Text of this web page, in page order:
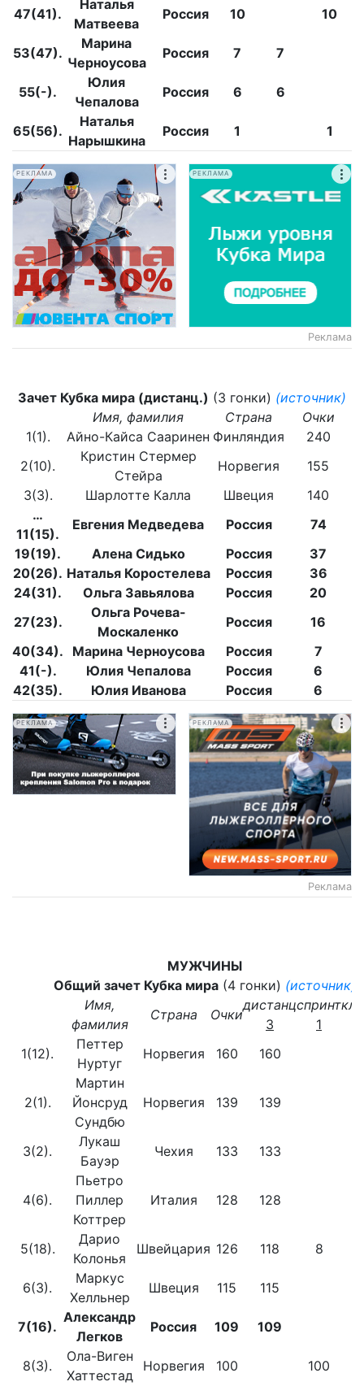
47(41).
Наталья
Матвеева
Россия 10 10
53(47).
Марина
Черноусова
Россия 7 7
55(-).
Юлия
Чепалова
Россия 6 6
65(56).
Наталья
Нарышкина
Россия 1 1
РЕКЛАМА РЕКЛАМА
Реклама
Зачет Кубка мира (дистанц.) (3 гонки) (источник)
Имя, фамилия
Страна
Очки
1(1).
Айно-Кайса Сааринен Финляндия
240
2(10).
Кристин Стермер
Стейра
Норвегия
155
3(3).
Шарлотте Калла Швеция
140
…
11(15).
Евгения Медведева Россия
74
19(19).
Алена Сидько Россия
37
20(26). Наталья Коростелева Россия
36
24(31).
Ольга Завьялова Россия
20
27(23).
Ольга Рочева-
Москаленко
Россия
16
40(34).
Марина Черноусова Россия
7
41(-).
Юлия Чепалова Россия
6
42(35).
Юлия Иванова Россия 6
РЕКЛАМА РЕКЛАМА
Реклама
МУЖЧИНЫ
Общий зачет Кубка мира(4 гонки) (источник)
Имя,
фамилия
Страна Очки
дистанцспринт
3
1
1(12).
Петтер
Нуртуг
Норвегия 160 160
2(1).
Мартин
Йонсруд
Сундбю
Норвегия 139 139
3(2).
Лукаш
Бауэр
Чехия 133 133
4(6).
Пьетро
Пиллер
Коттрер
Италия 128 128
5(18).
Дарио
Колонья
Швейцария 126 118 8
6(3).
Маркус
Хелльнер
Швеция 115 115
7(16).
Александр
Легков
Россия 109 109
8(3).
Ола-Виген
Хаттестад
Норвегия 100 100